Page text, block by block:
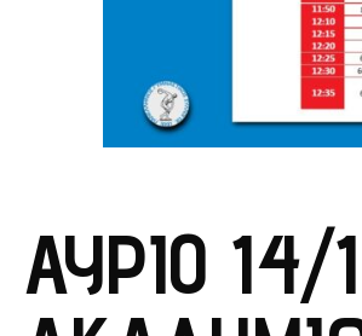
ΑΎΡΙΟ